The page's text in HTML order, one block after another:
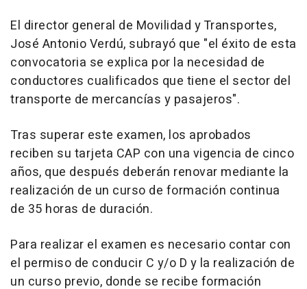
El director general de Movilidad y Transportes,
José Antonio Verdú, subrayó que "el éxito de esta
convocatoria se explica por la necesidad de
conductores cualificados que tiene el sector del
transporte de mercancías y pasajeros".
Tras superar este examen, los aprobados
reciben su tarjeta CAP con una vigencia de cinco
años, que después deberán renovar mediante la
realización de un curso de formación continua
de 35 horas de duración.
Para realizar el examen es necesario contar con
el permiso de conducir C y/o D y la realización de
un curso previo, donde se recibe formación